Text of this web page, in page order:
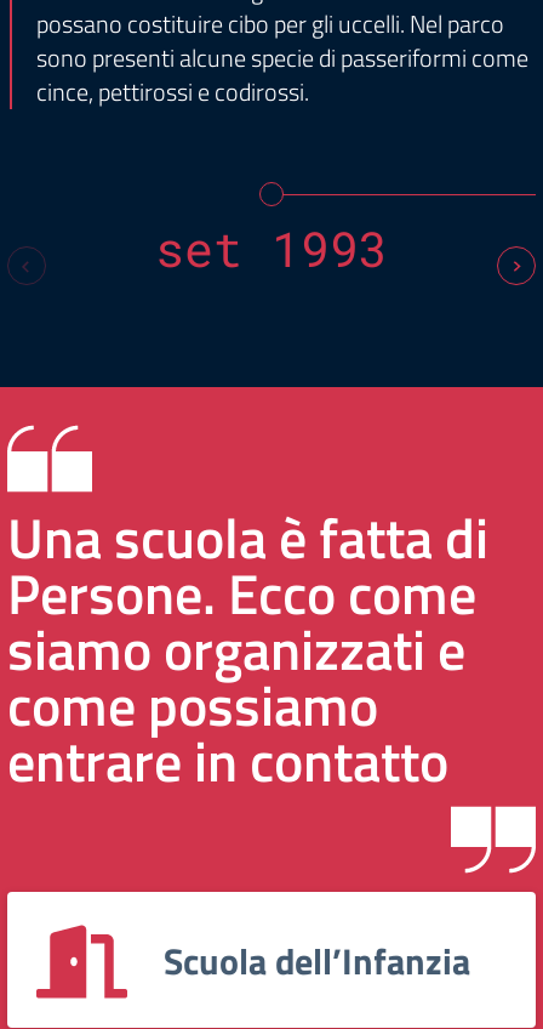
possano costituire cibo per gli uccelli. Nel parco
sono presenti alcune specie di passeriformi come
cince, pettirossi e codirossi.
set 1993
Una scuola è fatta di
Persone. Ecco come
siamo organizzati e
come possiamo
entrare in contatto
Scuola dell’Infanzia